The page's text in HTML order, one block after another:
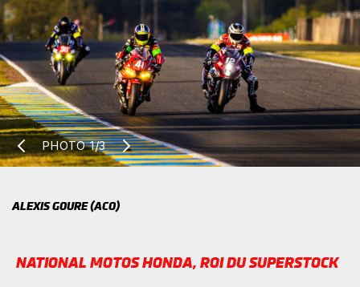
PHOTO1/3
ALEXIS GOURE (ACO)
NATIONAL MOTOS HONDA, ROI DU SUPERSTOCK